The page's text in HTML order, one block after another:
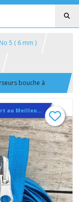
5 ( 6 mm )
bouche à
Voir Info Expédition pour Régler les Frais de Port au Meilleur Prix , En haut d'ecran à Droite